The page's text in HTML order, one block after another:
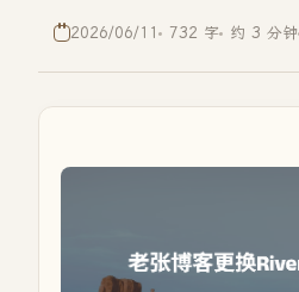
2026/06/11 732 字 约 3 分钟